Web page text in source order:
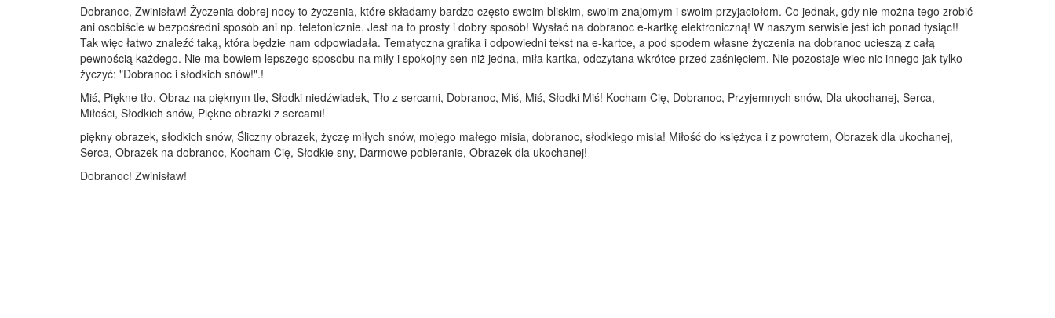
Dobranoc, Zwinisław! Życzenia dobrej nocy to życzenia, które składamy bardzo często swoim bliskim, swoim znajomym i swoim przyjaciołom. Co jednak, gdy nie można tego zrobić
ani osobiście w bezpośredni sposób ani np. telefonicznie. Jest na to prosty i dobry sposób! Wysłać na dobranoc e-kartkę elektroniczną! W naszym serwisie jest ich ponad tysiąc!!
Tak więc łatwo znaleźć taką, która będzie nam odpowiadała. Tematyczna grafika i odpowiedni tekst na e-kartce, a pod spodem własne życzenia na dobranoc ucieszą z całą
pewnością każdego. Nie ma bowiem lepszego sposobu na miły i spokojny sen niż jedna, miła kartka, odczytana wkrótce przed zaśnięciem. Nie pozostaje wiec nic innego jak tylko
życzyć: "Dobranoc i słodkich snów!".!
Miś, Piękne tło, Obraz na pięknym tle, Słodki niedźwiadek, Tło z sercami, Dobranoc, Miś, Miś, Słodki Miś! Kocham Cię, Dobranoc, Przyjemnych snów, Dla ukochanej, Serca,
Miłości, Słodkich snów, Piękne obrazki z sercami!
piękny obrazek, słodkich snów, Śliczny obrazek, życzę miłych snów, mojego małego misia, dobranoc, słodkiego misia! Miłość do księżyca i z powrotem, Obrazek dla ukochanej,
Serca, Obrazek na dobranoc, Kocham Cię, Słodkie sny, Darmowe pobieranie, Obrazek dla ukochanej!
Dobranoc! Zwinisław!